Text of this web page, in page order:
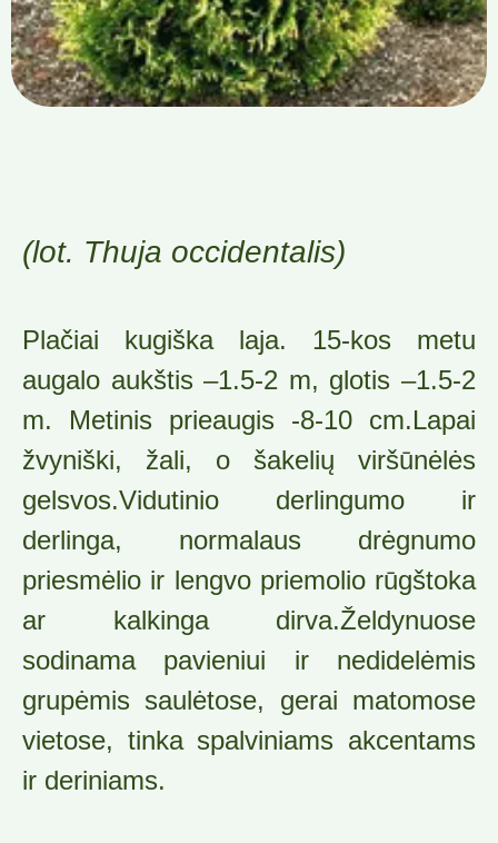
(lot. Thuja occidentalis)
Plačiai kugiška laja. 15-kos metu
augalo aukštis –1.5-2 m, glotis –1.5-2
m. Metinis prieaugis -8-10 cm.Lapai
žvyniški, žali, o šakelių viršūnėlės
gelsvos.Vidutinio derlingumo ir
derlinga, normalaus drėgnumo
priesmėlio ir lengvo priemolio rūgštoka
ar kalkinga dirva.Želdynuose
sodinama pavieniui ir nedidelėmis
grupėmis saulėtose, gerai matomose
vietose, tinka spalviniams akcentams
ir deriniams.